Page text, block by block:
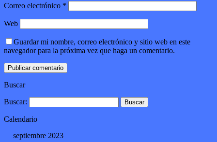
Correo electrónico *
Web
Guardar mi nombre, correo electrónico y sitio web en este
navegador para la próxima vez que haga un comentario.
Buscar
Buscar:
Calendario
septiembre 2023